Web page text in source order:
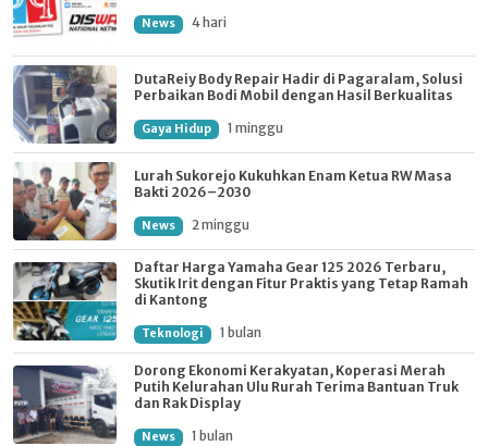
News 4 hari
DutaReiy Body Repair Hadir di Pagaralam, Solusi
Perbaikan Bodi Mobil dengan Hasil Berkualitas
Gaya Hidup 1 minggu
Lurah Sukorejo Kukuhkan Enam Ketua RW Masa
Bakti 2026–2030
News 2 minggu
Daftar Harga Yamaha Gear 125 2026 Terbaru,
Skutik Irit dengan Fitur Praktis yang Tetap Ramah
di Kantong
Teknologi 1 bulan
Dorong Ekonomi Kerakyatan, Koperasi Merah
Putih Kelurahan Ulu Rurah Terima Bantuan Truk
dan Rak Display
News 1 bulan